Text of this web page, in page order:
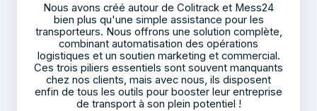
Nous avons créé autour de Colitrack et Mess24
bien plus qu'une simple assistance pour les
transporteurs. Nous offrons une solution complète,
combinant automatisation des opérations
logistiques et un soutien marketing et commercial.
Ces trois piliers essentiels sont souvent manquants
chez nos clients, mais avec nous, ils disposent
enfin de tous les outils pour booster leur entreprise
de transport à son plein potentiel !